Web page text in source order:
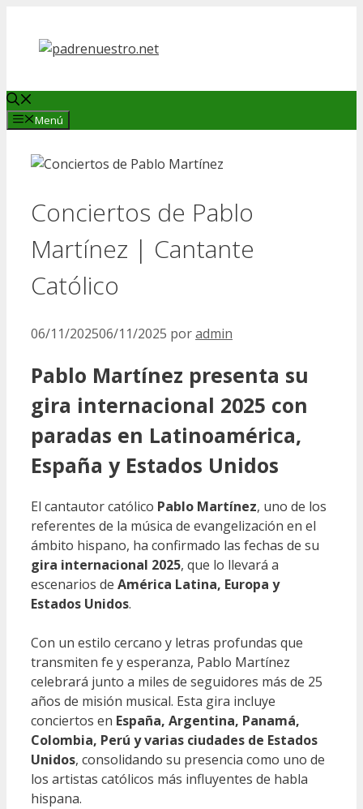
contenido
Menú
Conciertos de Pablo
Martínez | Cantante
Católico
06/11/202506/11/2025 poradmin
Pablo Martínez presenta su
gira internacional 2025 con
paradas en Latinoamérica,
España y Estados Unidos
El cantautor católico Pablo Martínez, uno de los
referentes de la música de evangelización en el
ámbito hispano, ha confirmado las fechas de su
gira internacional 2025, que lo llevará a
escenarios de América Latina, Europa y
Estados Unidos.
Con un estilo cercano y letras profundas que
transmiten fe y esperanza, Pablo Martínez
celebrará junto a miles de seguidores más de 25
años de misión musical. Esta gira incluye
conciertos en España, Argentina, Panamá,
Colombia, Perú y varias ciudades de Estados
Unidos, consolidando su presencia como uno de
los artistas católicos más influyentes de habla
hispana.